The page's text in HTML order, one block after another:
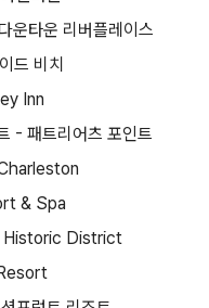
운타운 리버플레이스
드 비치
Inn
- 패트리어츠 포인트
& Spa
District